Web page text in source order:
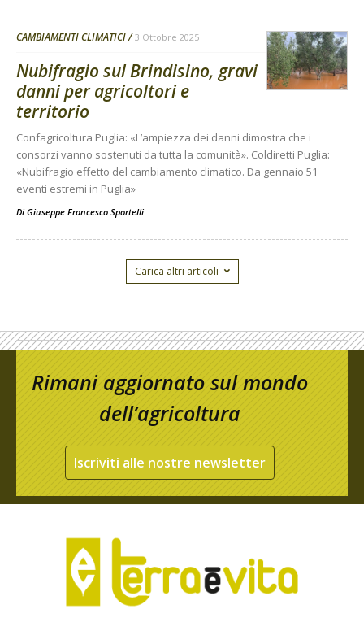
CAMBIAMENTI CLIMATICI 3 Ottobre 2025
Nubifragio sul Brindisino, gravi
danni per agricoltori e
territorio
Confagricoltura Puglia: «L’ampiezza dei danni dimostra che i
consorzi vanno sostenuti da tutta la comunità». Coldiretti Puglia:
«Nubifragio effetto del cambiamento climatico. Da gennaio 51
eventi estremi in Puglia»
Di Giuseppe Francesco Sportelli
Carica altri articoli
Rimani aggiornato sul mondo
dell’agricoltura
Iscriviti alle nostre newsletter